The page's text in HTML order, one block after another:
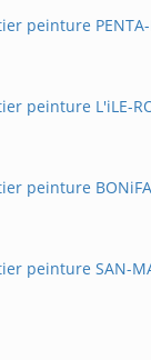
peinture PENTA-
peinture L'iLE-
peinture
peinture SAN-